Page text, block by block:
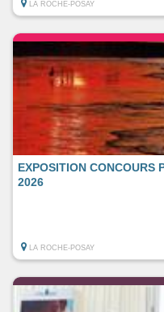
LA ROCHE-POSAY
EXPOSITION CONCOURS
2026
LA ROCHE-POSAY